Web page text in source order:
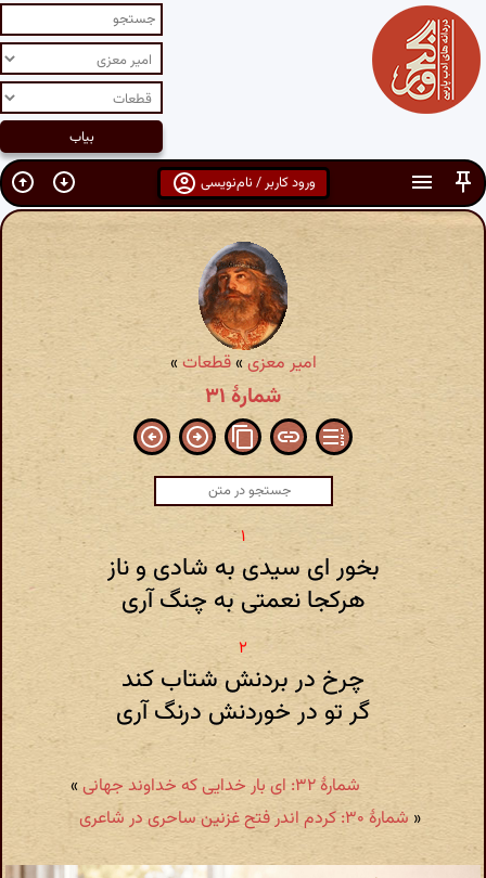
ورود کاربر / نام‌نویسی
امیر معزی »قطعات»
شمارهٔ ۳۱
بخور ای سیدی به شادی و ناز
هرکجا نعمتی به چنگ آری
چرخ در بردنش شتاب کند
گر تو در خوردنش درنگ آری
شمارهٔ ۳۲: ای بار خدایی که خداوند جهانی
»
« شمارهٔ ۳۰: کردم اندر فتح غزنین ساحری در شاعری